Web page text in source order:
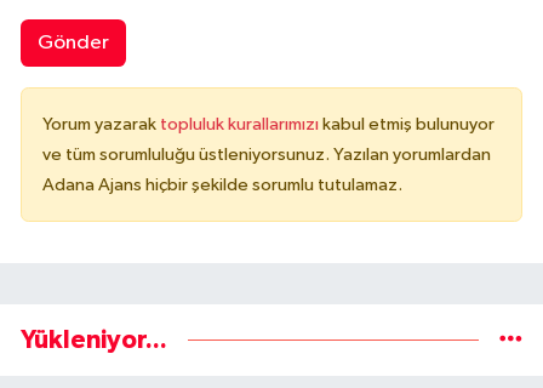
Gönder
Yorum yazarak topluluk kurallarımızı kabul etmiş bulunuyor
ve tüm sorumluluğu üstleniyorsunuz. Yazılan yorumlardan
Adana Ajans hiçbir şekilde sorumlu tutulamaz.
Yükleniyor...